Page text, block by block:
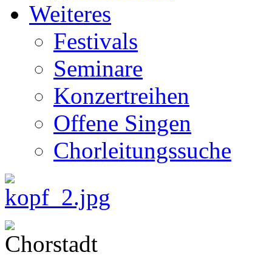
Weiteres
Festivals
Seminare
Konzertreihen
Offene Singen
Chorleitungssuche